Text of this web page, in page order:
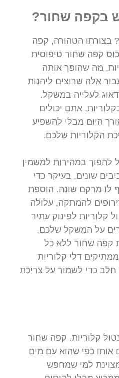
בקפה שחור?
בצורתו הטהורה, קפה
קפה שחור טיפוסית
1 עד 2 קלוריות, מה שהופך אותה
אלה שרוצים ליהנות
לעלייה במשקל.
אתם יכולים
היום מבלי להשפיע
הקלוריות שלכם.
להפוך במהירות למשמין
שונים, בעיקר כדי
לו מרקם שונה. הוספת
להמתקה, עלולה
קלוריות לפינוק עתיר
על המשקל שלכם,
קפה שחור ללא כל
דלי קלוריות
חלב כדי לשמור על צריכת
קלוריות. קפה שחור
אותו כפי שהוא עם מים
למי שמחפש